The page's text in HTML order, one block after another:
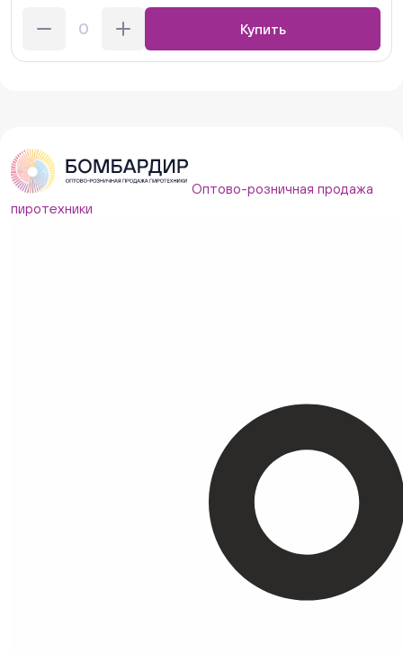
Купить
Оптово-розничная продажа
пиротехники